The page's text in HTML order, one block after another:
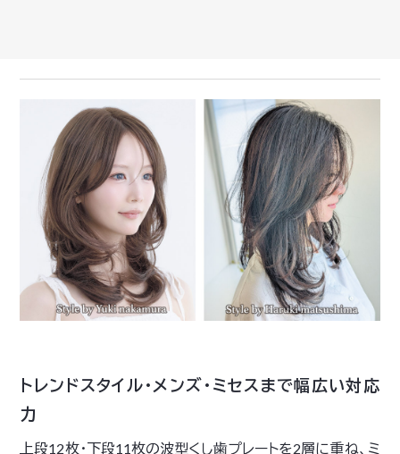
トレンドスタイル・メンズ・ミセスまで幅広い対応
力
上段12枚・下段11枚の波型くし歯プレートを2層に重ね、ミ